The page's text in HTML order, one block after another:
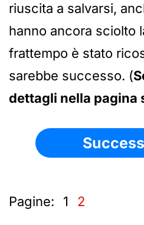
riuscita a salvarsi,
hanno ancora sciolto
frattempo è stato
sarebbe successo. (
dettagli nella
Pagine: 1 2